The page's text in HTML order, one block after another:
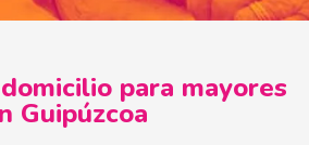
para mayores
Guipúzcoa